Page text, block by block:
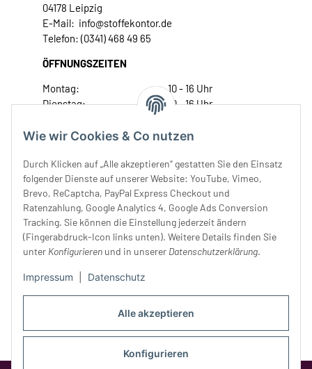
Alle akzeptieren
Konfigurieren
Wie wir Cookies & Co nutzen
Durch Klicken auf „Alle akzeptieren“ gestatten Sie den Einsatz
folgender Dienste auf unserer Website: YouTube, Vimeo,
Brevo, ReCaptcha, PayPal Express Checkout und
Ratenzahlung, Google Analytics 4, Google Ads Conversion
Tracking. Sie können die Einstellung jederzeit ändern
(Fingerabdruck-Icon links unten). Weitere Details finden Sie
unter Konfigurieren und in unserer Datenschutzerklärung.
Impressum Datenschutz
04178 Leipzig
E-Mail: info@stoffekontor.de
Telefon: (0341) 468 49 65
ÖFFNUNGSZEITEN
Montag:
10 - 16 Uhr
Dienstag:
10 - 16 Uhr
Donnerstag:
10 - 18 Uhr
Samstag:
10 - 14 Uhr
Unser Service
Rechtliches